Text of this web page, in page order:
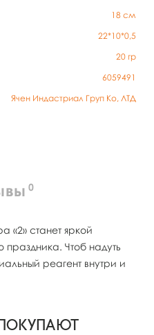
18 см
22*10*0,5
20 гр
6059491
Ячен Индастриал Груп Ко, ЛТД
0
«2» станет яркой
Чтоб надуть
реагент внутри и